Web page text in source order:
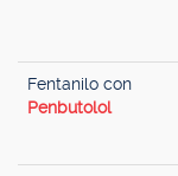
Fentanilo con
Penbutolol